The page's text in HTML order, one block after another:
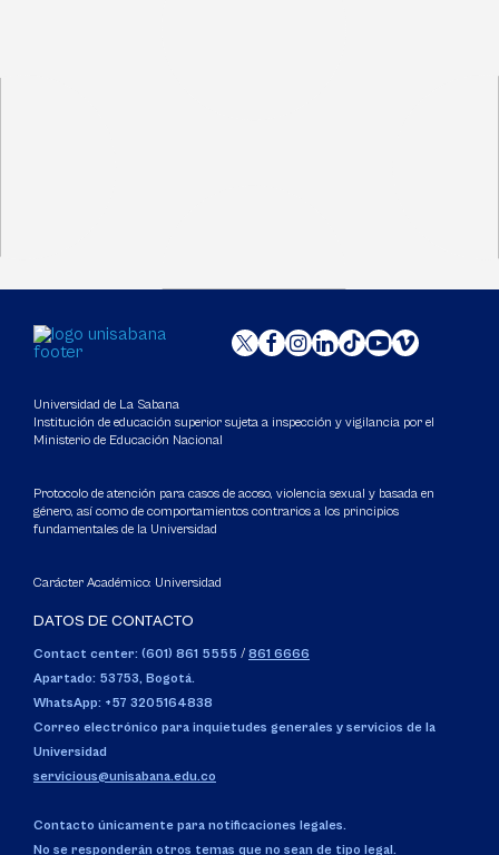
Universidad de La Sabana
Institución de educación superior sujeta a inspección y vigilancia por el
Ministerio de Educación Nacional
Protocolo de atención para casos de acoso, violencia sexual y basada en
género, así como de comportamientos contrarios a los principios
fundamentales de la Universidad
Carácter Académico: Universidad
DATOS DE CONTACTO
Contact center: (601) 861 5555 / 861 6666
Apartado: 53753, Bogotá.
WhatsApp: +57 3205164838
Correo electrónico para inquietudes generales y servicios de la
Universidad
servicious@unisabana.edu.co
Contacto únicamente para notificaciones legales.
No se responderán otros temas que no sean de tipo legal.